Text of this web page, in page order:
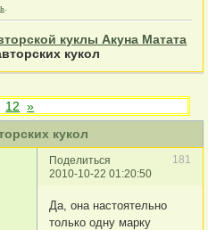
куклы Акуна Матата
кукол
кукол
12 »
Поделиться
181
2010-10-22 01:20:50
Да, она настоятельно
только одну марку